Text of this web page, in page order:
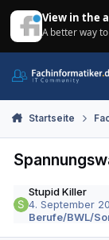
View in the
A better way
Startseite
Stupid Killer
4. September
Berufe/BWL/